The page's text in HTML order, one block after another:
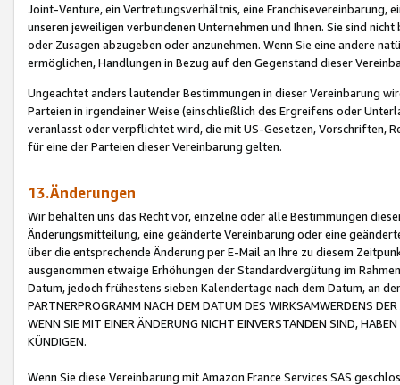
Joint-Venture, ein Vertretungsverhältnis, eine Franchisevereinbarung,
unseren jeweiligen verbundenen Unternehmen und Ihnen. Sie sind
oder Zusagen abzugeben oder anzunehmen. Wenn Sie eine andere
ermöglichen, Handlungen in Bezug auf den Gegenstand dieser
Ungeachtet anders lautender Bestimmungen in dieser Vereinbarung
Parteien in irgendeiner Weise (einschließlich des Ergreifens oder
veranlasst oder verpflichtet wird, die mit US-Gesetzen, Vorschriften,
für eine der Parteien dieser Vereinbarung gelten.
13.Änderungen
Wir behalten uns das Recht vor, einzelne oder alle Bestimmungen
Änderungsmitteilung, eine geänderte Vereinbarung oder eine
über die entsprechende Änderung per E-Mail an Ihre zu diesem
ausgenommen etwaige Erhöhungen der Standardvergütung im
Datum, jedoch frühestens sieben Kalendertage nach dem Datum, an
PARTNERPROGRAMM NACH DEM DATUM DES WIRKSAMWERDENS
WENN SIE MIT EINER ÄNDERUNG NICHT EINVERSTANDEN SIND,
KÜNDIGEN.
Wenn Sie diese Vereinbarung mit Amazon France Services SAS